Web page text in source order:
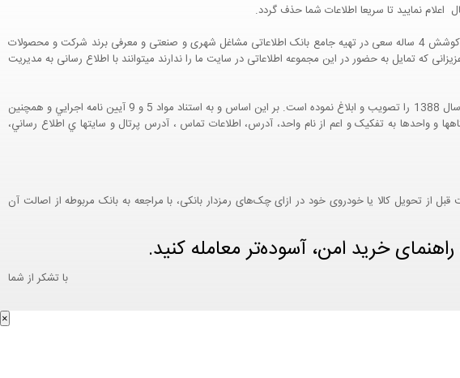
اعلام نمایید تا سریعا اطلاعات شما حذف گردد.
پرتال مشاغل ایران در جهت رشد فرهنگ بازاریابی و کمک به جامعه بازاریابی و اقتصاد کشور عزیزمان این وب سایت را راه اندازی نموده و با تلاش و کوشش 4 ساله سعی در تهیه جامع بانک اطلاعاتی مشاغل شهری و صنعتی و معرفی برند شرکت و محصولات
که تمایل به حضور در این مجموعه اطلاعاتی در سایت ما را ندارند میتوانند با اطلاع رسانی به مدیریت
هيئت محترم دولت طي مصوبه شماره 99517/ت49016 ه مورخ 01/09/1393، آيين نامه اجرايي قانون انتشار و دسترسي آزاد به اطلاعات مصوب سال 1388 را تصويب و ابلاغ نموده است. بر اين اساس و به استناد مواد 5 و 9 آيين نامه اجرايي و همچنين
عمومي کليه طرحها، بنگاهها و واحدها به تفکيک و اعم از نام واحد، آدرس، اطلاعات تماس ، آدرس پرتال و سايتها ي اطلاع رساني،
تحویل کالا یا خودروی خود در ازای چک‌های رمزدار بانکی، با مراجعه به بانک مربوطه از اصالت آن
خرید امن، آسوده‌تر معامله کنید.
با تشکر از شما
×